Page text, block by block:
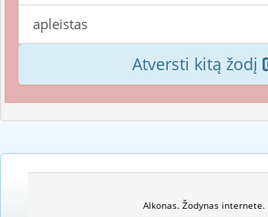
apleistas
Atversti kitą žodį
Alkonas. Žodynas internete.